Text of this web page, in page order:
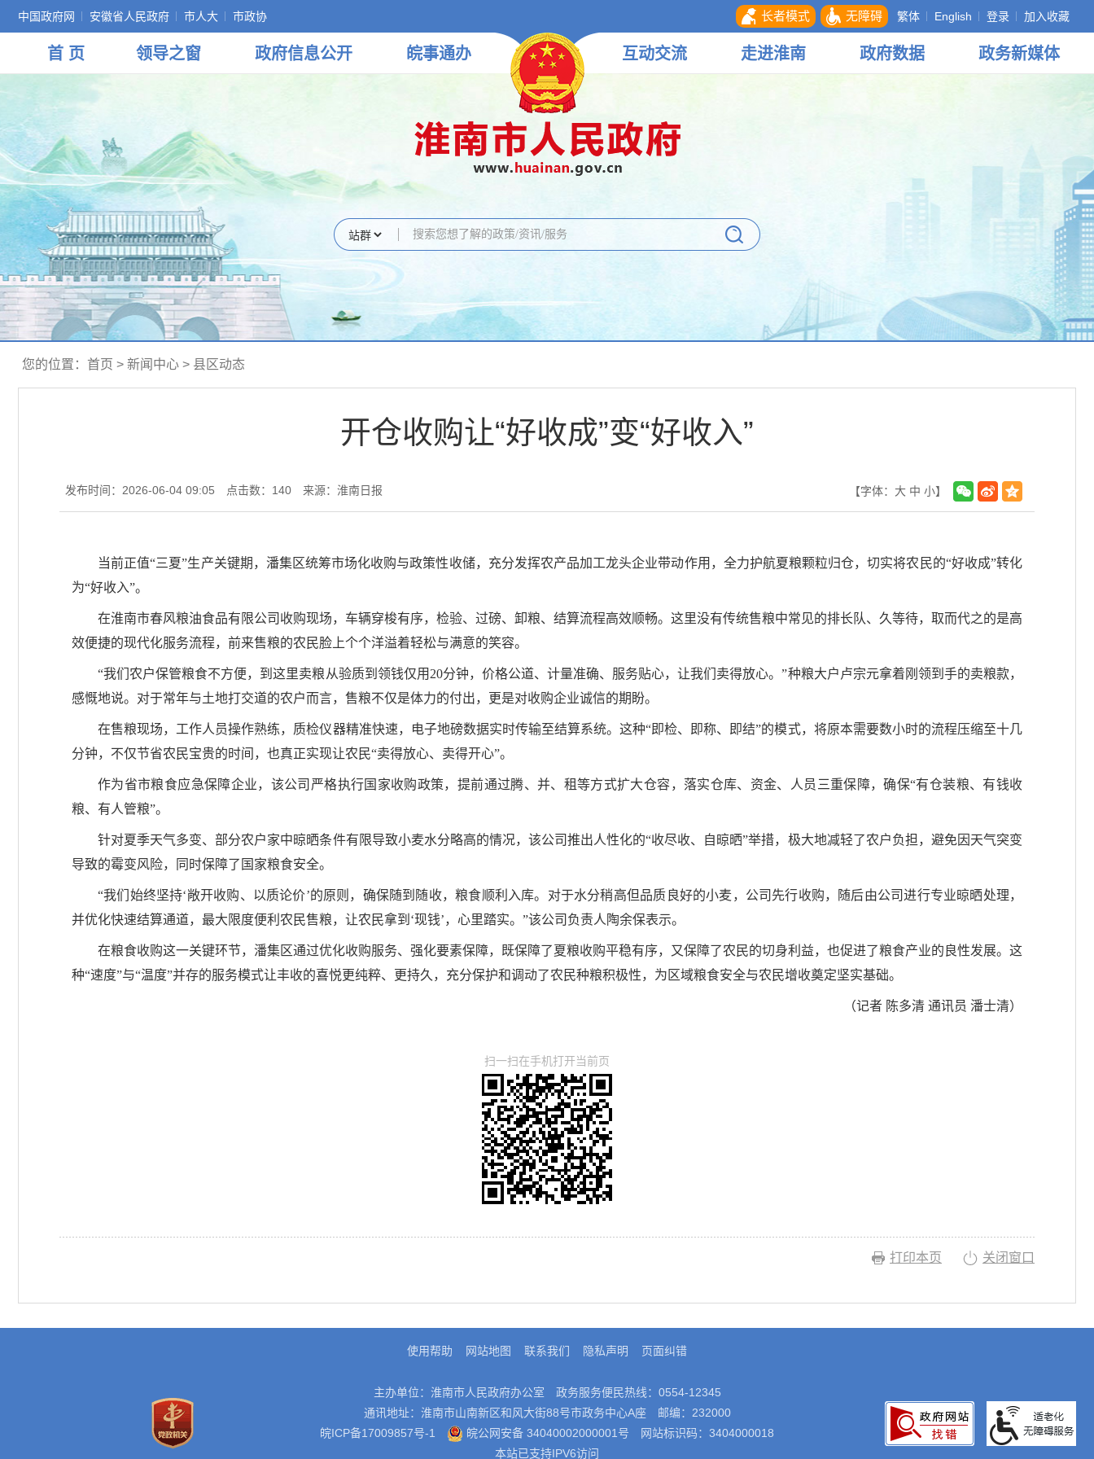
中国政府网 安徽省人民政府 市人大 市政协 长者模式 无障碍 繁体 English 登录 加入收藏
首 页 领导之窗 政府信息公开 皖事通办 互动交流 走进淮南 政府数据 政务新媒体
您的位置： 首页 > 新闻中心 > 县区动态
开仓收购让“好收成”变“好收入”
发布时间：2026-06-04 09:05 点击数： 140 来源：淮南日报 【字体： 大 中 小】
当前正值“三夏”生产关键期，潘集区统筹市场化收购与政策性收储，充分发挥农产品加工龙头企业带动作用，全力护航夏粮颗粒归仓，切实将农民的“好收成”转化
为“好收入”。
在淮南市春风粮油食品有限公司收购现场，车辆穿梭有序，检验、过磅、卸粮、结算流程高效顺畅。这里没有传统售粮中常见的排长队、久等待，取而代之的是高
效便捷的现代化服务流程，前来售粮的农民脸上个个洋溢着轻松与满意的笑容。
“我们农户保管粮食不方便，到这里卖粮从验质到领钱仅用20分钟，价格公道、计量准确、服务贴心，让我们卖得放心。”种粮大户卢宗元拿着刚领到手的卖粮款，
感慨地说。对于常年与土地打交道的农户而言，售粮不仅是体力的付出，更是对收购企业诚信的期盼。
在售粮现场，工作人员操作熟练，质检仪器精准快速，电子地磅数据实时传输至结算系统。这种“即检、即称、即结”的模式，将原本需要数小时的流程压缩至十几
分钟，不仅节省农民宝贵的时间，也真正实现让农民“卖得放心、卖得开心”。
作为省市粮食应急保障企业，该公司严格执行国家收购政策，提前通过腾、并、租等方式扩大仓容，落实仓库、资金、人员三重保障，确保“有仓装粮、有钱收
粮、有人管粮”。
针对夏季天气多变、部分农户家中晾晒条件有限导致小麦水分略高的情况，该公司推出人性化的“收尽收、自晾晒”举措，极大地减轻了农户负担，避免因天气突变
导致的霉变风险，同时保障了国家粮食安全。
“我们始终坚持‘敞开收购、以质论价’的原则，确保随到随收，粮食顺利入库。对于水分稍高但品质良好的小麦，公司先行收购，随后由公司进行专业晾晒处理，
并优化快速结算通道，最大限度便利农民售粮，让农民拿到‘现钱’，心里踏实。”该公司负责人陶余保表示。
在粮食收购这一关键环节，潘集区通过优化收购服务、强化要素保障，既保障了夏粮收购平稳有序，又保障了农民的切身利益，也促进了粮食产业的良性发展。这
种“速度”与“温度”并存的服务模式让丰收的喜悦更纯粹、更持久，充分保护和调动了农民种粮积极性，为区域粮食安全与农民增收奠定坚实基础。
（记者 陈多清 通讯员 潘士清）
扫一扫在手机打开当前页
打印本页 关闭窗口
使用帮助 网站地图 联系我们 隐私声明 页面纠错
主办单位：淮南市人民政府办公室
政务服务便民热线：0554-12345
通讯地址：淮南市山南新区和风大街88号市政务中心A座
邮编：232000
皖ICP备17009857号-1
皖公网安备 34040002000001号
网站标识码：3404000018
本站已支持IPV6访问